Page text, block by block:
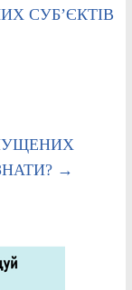
СУБ’ЄКТІВ
→